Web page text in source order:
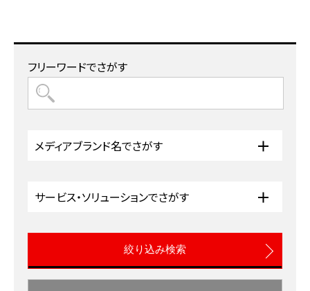
フリーワードでさがす
メディアブランド名でさがす
サービス・ソリューションでさがす